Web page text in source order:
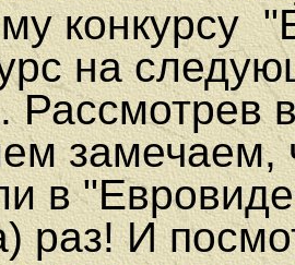
конкурсу
на
Рассмотрев
замечаем,
в
раз! И